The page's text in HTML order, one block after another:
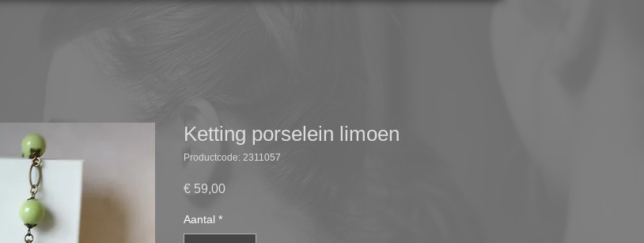
Ketting porselein limoen
Productcode: 2311057
€ 59,00Prijs
Aantal *